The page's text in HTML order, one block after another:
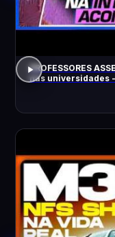
PROFESSORES
nas universidades -